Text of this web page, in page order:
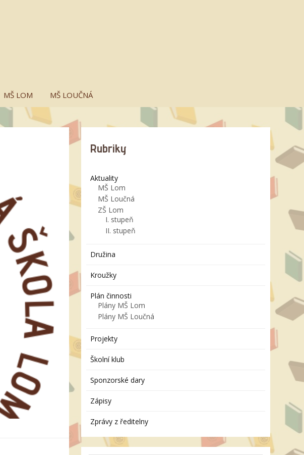
MŠ LOM MŠ LOUČNÁ
Rubriky
Aktuality
MŠ Lom
MŠ Loučná
ZŠ Lom
I. stupeň
II. stupeň
Družina
Kroužky
Plán činnosti
Plány MŠ Lom
Plány MŠ Loučná
Projekty
Školní klub
Sponzorské dary
Zápisy
Zprávy z ředitelny